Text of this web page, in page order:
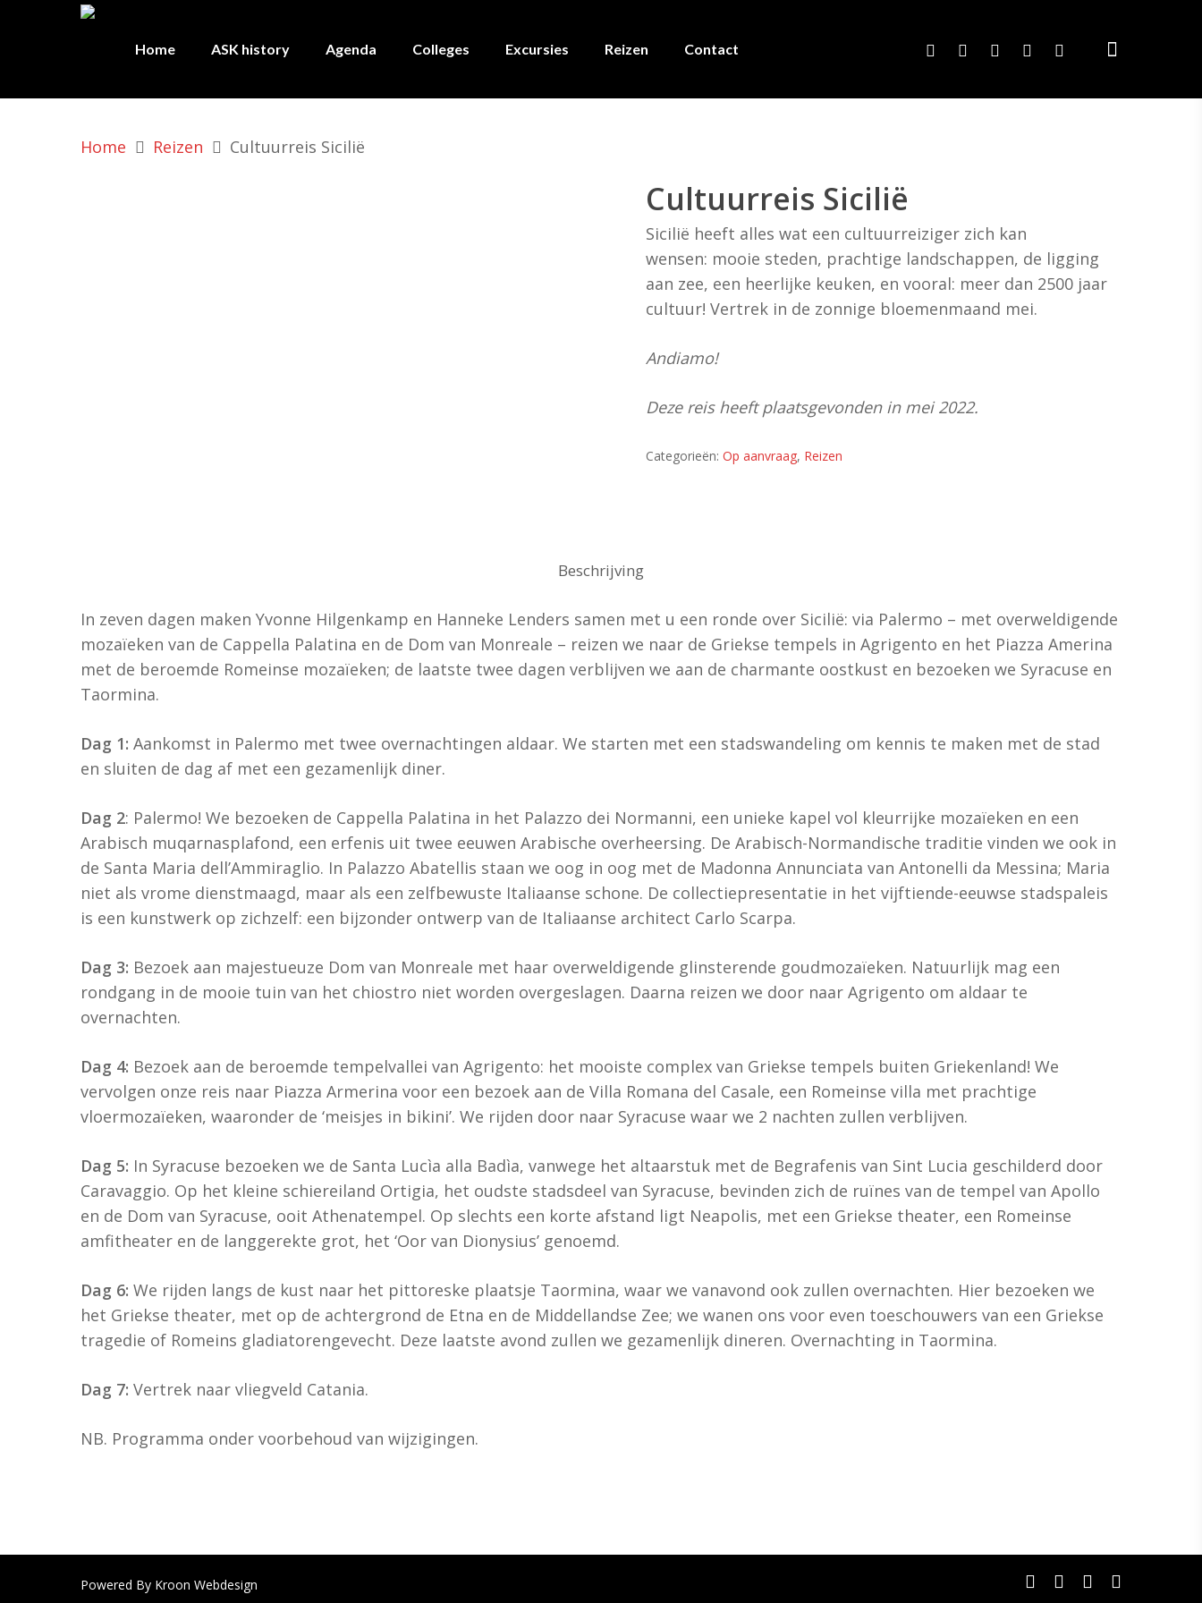
Home ASK history Agenda Colleges Excursies Reizen Contact
Home Reizen Cultuurreis Sicilië
Cultuurreis Sicilië
Sicilië heeft alles wat een cultuurreiziger zich kan
wensen: mooie steden, prachtige landschappen, de ligging
aan zee, een heerlijke keuken, en vooral: meer dan 2500 jaar
cultuur! Vertrek in de zonnige bloemenmaand mei.
Andiamo!
Deze reis heeft plaatsgevonden in mei 2022.
Categorieën: Op aanvraag, Reizen
Beschrijving
In zeven dagen maken Yvonne Hilgenkamp en Hanneke Lenders samen met u een ronde over Sicilië: via Palermo – met overweldigende
mozaïeken van de Cappella Palatina en de Dom van Monreale – reizen we naar de Griekse tempels in Agrigento en het Piazza Amerina
met de beroemde Romeinse mozaïeken; de laatste twee dagen verblijven we aan de charmante oostkust en bezoeken we Syracuse en
Taormina.
Dag 1: Aankomst in Palermo met twee overnachtingen aldaar. We starten met een stadswandeling om kennis te maken met de stad
en sluiten de dag af met een gezamenlijk diner.
Dag 2: Palermo! We bezoeken de Cappella Palatina in het Palazzo dei Normanni, een unieke kapel vol kleurrijke mozaïeken en een
Arabisch muqarnasplafond, een erfenis uit twee eeuwen Arabische overheersing. De Arabisch-Normandische traditie vinden we ook in
de Santa Maria dell’Ammiraglio. In Palazzo Abatellis staan we oog in oog met de Madonna Annunciata van Antonelli da Messina; Maria
niet als vrome dienstmaagd, maar als een zelfbewuste Italiaanse schone. De collectiepresentatie in het vijftiende-eeuwse stadspaleis
is een kunstwerk op zichzelf: een bijzonder ontwerp van de Italiaanse architect Carlo Scarpa.
Dag 3: Bezoek aan majestueuze Dom van Monreale met haar overweldigende glinsterende goudmozaïeken. Natuurlijk mag een
rondgang in de mooie tuin van het chiostro niet worden overgeslagen. Daarna reizen we door naar Agrigento om aldaar te
overnachten.
Dag 4: Bezoek aan de beroemde tempelvallei van Agrigento: het mooiste complex van Griekse tempels buiten Griekenland! We
vervolgen onze reis naar Piazza Armerina voor een bezoek aan de Villa Romana del Casale, een Romeinse villa met prachtige
vloermozaïeken, waaronder de ‘meisjes in bikini’. We rijden door naar Syracuse waar we 2 nachten zullen verblijven.
Dag 5: In Syracuse bezoeken we de Santa Lucìa alla Badìa, vanwege het altaarstuk met de Begrafenis van Sint Lucia geschilderd door
Caravaggio. Op het kleine schiereiland Ortigia, het oudste stadsdeel van Syracuse, bevinden zich de ruïnes van de tempel van Apollo
en de Dom van Syracuse, ooit Athenatempel. Op slechts een korte afstand ligt Neapolis, met een Griekse theater, een Romeinse
amfitheater en de langgerekte grot, het ‘Oor van Dionysius’ genoemd.
Dag 6: We rijden langs de kust naar het pittoreske plaatsje Taormina, waar we vanavond ook zullen overnachten. Hier bezoeken we
het Griekse theater, met op de achtergrond de Etna en de Middellandse Zee; we wanen ons voor even toeschouwers van een Griekse
tragedie of Romeins gladiatorengevecht. Deze laatste avond zullen we gezamenlijk dineren. Overnachting in Taormina.
Dag 7: Vertrek naar vliegveld Catania.
NB. Programma onder voorbehoud van wijzigingen.
Powered By Kroon Webdesign